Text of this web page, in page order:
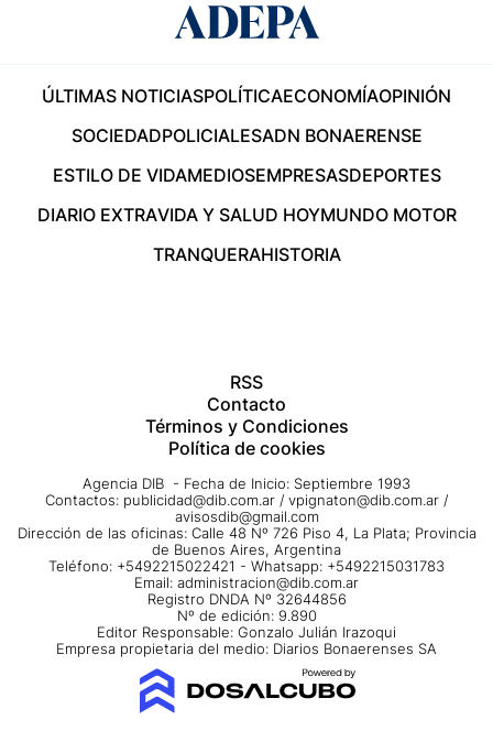
ÚLTIMAS NOTICIASPOLÍTICAECONOMÍAOPINIÓN
SOCIEDADPOLICIALESADN BONAERENSE
ESTILO DE VIDAMEDIOSEMPRESASDEPORTES
DIARIO EXTRAVIDA Y SALUD HOYMUNDO MOTOR
TRANQUERAHISTORIA
RSS
Contacto
Términos y Condiciones
Política de cookies
Agencia DIB - Fecha de Inicio: Septiembre 1993
Contactos: publicidad@dib.com.ar / vpignaton@dib.com.ar /
avisosdib@gmail.com
Dirección de las oficinas: Calle 48 Nº 726 Piso 4, La Plata; Provincia
de Buenos Aires, Argentina
Teléfono: +5492215022421 - Whatsapp: +5492215031783
Email: administracion@dib.com.ar
Registro DNDA Nº 32644856
Nº de edición: 9.890
Editor Responsable: Gonzalo Julián Irazoqui
Empresa propietaria del medio: Diarios Bonaerenses SA